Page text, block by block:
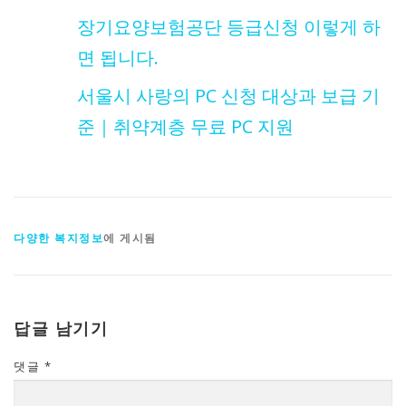
장기요양보험공단 등급신청 이렇게 하
면 됩니다.
서울시 사랑의 PC 신청 대상과 보급 기
준｜취약계층 무료 PC 지원
다양한 복지정보에 게시됨
답글 남기기
댓글 *